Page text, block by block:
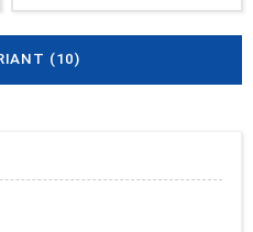
(10)